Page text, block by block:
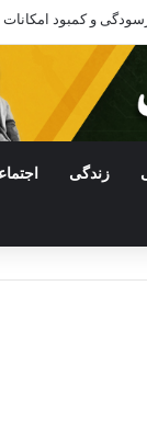
و کمبود امکانات
زندگی